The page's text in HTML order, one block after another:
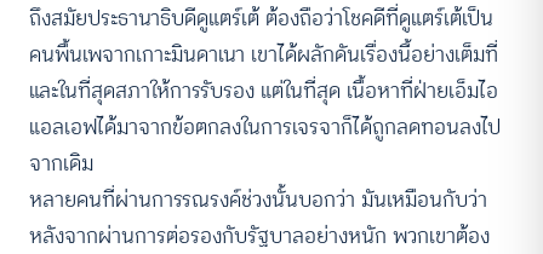
ถึงสมัยประธานาธิบดีดูแตร์เต้ ต้องถือว่าโชคดีที่ดูแตร์เต้เป็น
คนพื้นเพจากเกาะมินดาเนา เขาได้ผลักดันเรื่องนี้อย่างเต็มที่
และในที่สุดสภาให้การรับรอง แต่ในที่สุด เนื้อหาที่ฝ่ายเอ็มไอ
แอลเอฟได้มาจากข้อตกลงในการเจรจาก็ได้ถูกลดทอนลงไป
จากเดิม
หลายคนที่ผ่านการรณรงค์ช่วงนั้นบอกว่า มันเหมือนกับว่า
หลังจากผ่านการต่อรองกับรัฐบาลอย่างหนัก พวกเขาต้อง